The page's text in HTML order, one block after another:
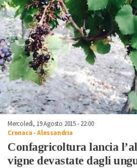
Mercoledì, 19 Agosto 2015 - 22:00
Cronaca-Alessandria
Confagricoltura lancia
vigne devastate dagli